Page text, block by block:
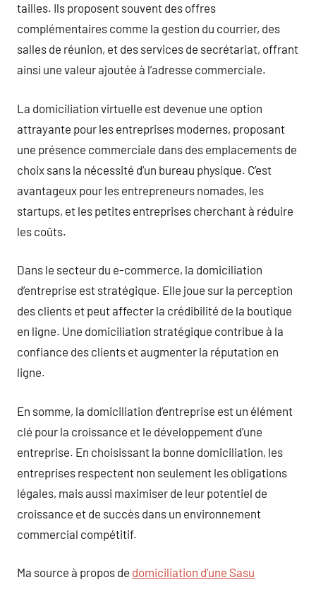
tailles. Ils proposent souvent des offres
complémentaires comme la gestion du courrier, des
salles de réunion, et des services de secrétariat, offrant
ainsi une valeur ajoutée à l’adresse commerciale.
La domiciliation virtuelle est devenue une option
attrayante pour les entreprises modernes, proposant
une présence commerciale dans des emplacements de
choix sans la nécessité d’un bureau physique. C’est
avantageux pour les entrepreneurs nomades, les
startups, et les petites entreprises cherchant à réduire
les coûts.
Dans le secteur du e-commerce, la domiciliation
d’entreprise est stratégique. Elle joue sur la perception
des clients et peut affecter la crédibilité de la boutique
en ligne. Une domiciliation stratégique contribue à la
confiance des clients et augmenter la réputation en
ligne.
En somme, la domiciliation d’entreprise est un élément
clé pour la croissance et le développement d’une
entreprise. En choisissant la bonne domiciliation, les
entreprises respectent non seulement les obligations
légales, mais aussi maximiser de leur potentiel de
croissance et de succès dans un environnement
commercial compétitif.
Ma source à propos de domiciliation d’une Sasu